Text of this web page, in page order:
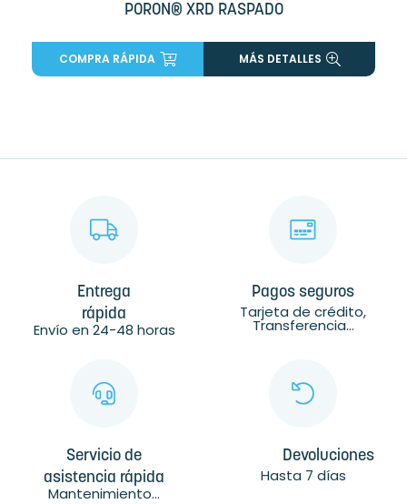
PORON® XRD RASPADO
COMPRA RÁPIDA MÁS DETALLES
Entrega
rápida
Envío en 24-48 horas
Pagos seguros
Tarjeta de crédito,
Transferencia...
Servicio de
asistencia rápida
Mantenimiento...
Devoluciones
Hasta 7 días